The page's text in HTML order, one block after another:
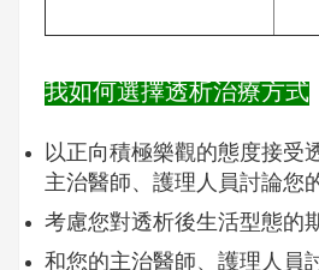
我如何選擇透析治療方式
以正向積極樂觀的態度接受
主治醫師、護理人員討論您
考慮您對透析後生活型態的
和您的主治醫師、護理人員